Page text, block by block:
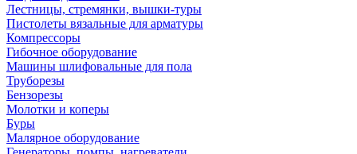
Лестницы, стремянки, вышки-туры
Пистолеты вязальные для арматуры
Компрессоры
Гибочное оборудование
Машины шлифовальные для пола
Труборезы
Бензорезы
Молотки и коперы
Буры
Малярное оборудование